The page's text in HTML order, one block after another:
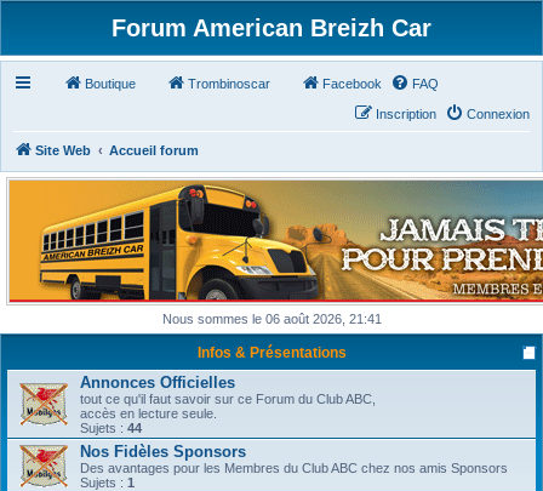
Forum American Breizh Car
Boutique Trombinoscar Facebook FAQ
Connexion
Inscription
Site Web Accueil forum
Nous sommes le 06 août 2026, 21:41
Infos & Présentations
Annonces Officielles
tout ce qu'il faut savoir sur ce Forum du Club ABC,
accès en lecture seule.
Sujets : 44
Nos Fidèles Sponsors
Des avantages pour les Membres du Club ABC chez nos amis Sponsors
Sujets : 1